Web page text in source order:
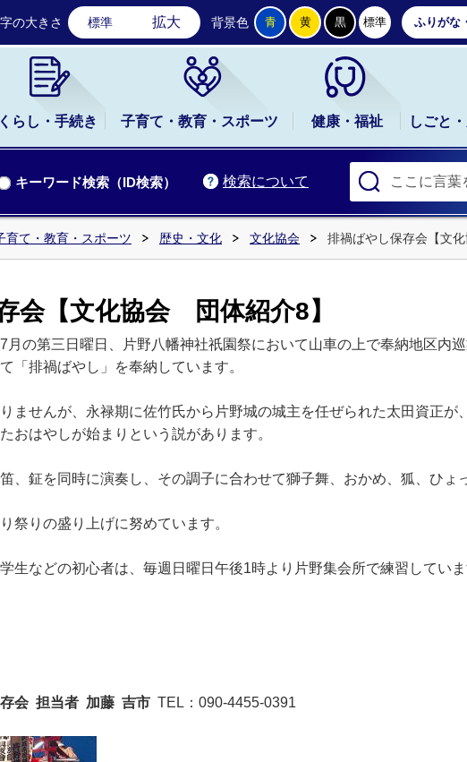
石岡市公式ホームページ
の大きさ 標準 拡大 背景色 青 黄 黒 標準 ふりがな
くらし・手続き 子育て・教育・スポーツ 健康・福祉 しごと
検索について
キーワード検索（ID検索）
育て・教育・スポーツ 歴史・文化 文化協会 排禍ばやし保存会【文
会【文化協会 団体紹介8】
月の第三日曜日、片野八幡神社祇園祭において山車の上で奉納地区内
「排禍ばやし」を奉納しています。
ませんが、永禄期に佐竹氏から片野城の城主を任ぜられた太田資正が
おはやしが始まりという説があります。
、鉦を同時に演奏し、その調子に合わせて獅子舞、おかめ、狐、ひょ
祭りの盛り上げに努めています。
生などの初心者は、毎週日曜日午後1時より片野集会所で練習してい
会 担当者 加藤 吉市 TEL：090-4455-0391